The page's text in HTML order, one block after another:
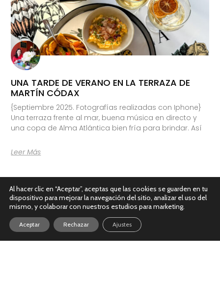
UNA TARDE DE VERANO EN LA TERRAZA DE
MARTÍN CÓDAX
{Septiembre 2025. Fotografías realizadas con Iphone}
Una terraza frente al mar, buena música en directo y
una copa de Alma Atlántica bien fría para brindar. Así
Leer Más
Al hacer clic en “Aceptar”, aceptas que las cookies se guarden en tu
dispositivo para mejorar la navegación del sitio, analizar el uso del
mismo, y colaborar con nuestros estudios para marketing.
Aceptar Rechazar Ajustes